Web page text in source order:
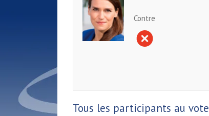
Contre
Tous les participants au vote